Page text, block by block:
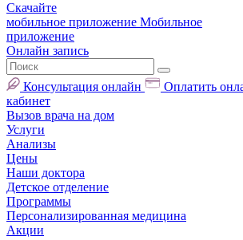
Скачайте
мобильное приложение Мобильное
приложение
Онлайн запись
Консультация онлайн Оплатить
кабинет
Вызов врача на дом
Услуги
Анализы
Цены
Наши доктора
Детское отделение
Программы
Персонализированная медицина
Акции